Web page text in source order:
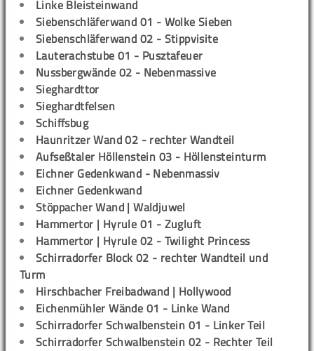
Linke Bleisteinwand
Siebenschläferwand 01 - Wolke Sieben
Siebenschläferwand 02 - Stippvisite
Lauterachstube 01 - Pusztafeuer
Nussbergwände 02 - Nebenmassive
Sieghardttor
Sieghardtfelsen
Schiffsbug
Haunritzer Wand 02 - rechter Wandteil
Aufseßtaler Höllenstein 03 - Höllensteinturm
Eichner Gedenkwand - Nebenmassiv
Eichner Gedenkwand
Stöppacher Wand | Waldjuwel
Hammertor | Hyrule 01 - Zugluft
Hammertor | Hyrule 02 - Twilight Princess
Schirradorfer Block 02 - rechter Wandteil und
Turm
Hirschbacher Freibadwand | Hollywood
Eichenmühler Wände 01 - Linke Wand
Schirradorfer Schwalbenstein 01 - Linker Teil
Schirradorfer Schwalbenstein 02 - Rechter Teil